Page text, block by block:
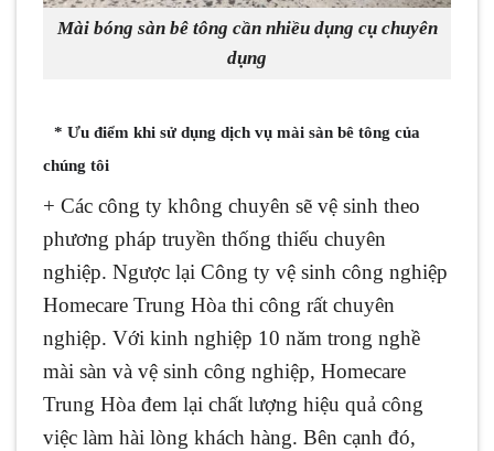
Mài bóng sàn bê tông cần nhiều dụng cụ chuyên
dụng
* Ưu điểm khi sử dụng dịch vụ mài sàn bê tông của
chúng tôi
+ Các công ty không chuyên sẽ vệ sinh theo
phương pháp truyền thống thiếu chuyên
nghiệp. Ngược lại Công ty vệ sinh công nghiệp
Homecare Trung Hòa thi công rất chuyên
nghiệp. Với kinh nghiệp 10 năm trong nghề
mài sàn và vệ sinh công nghiệp, Homecare
Trung Hòa đem lại chất lượng hiệu quả công
việc làm hài lòng khách hàng. Bên cạnh đó,